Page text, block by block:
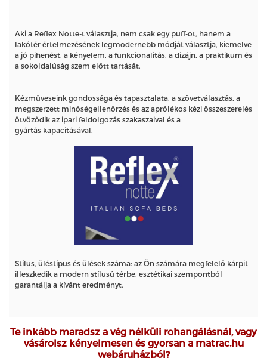
Aki a Reflex Notte-t választja, nem csak egy puff-ot, hanem a
lakótér értelmezésének legmodernebb módját választja, kiemelve
a jó pihenést, a kényelem, a funkcionalitás, a dizájn, a praktikum és
a sokoldalúság szem előtt tartását.
Kézműveseink gondossága és tapasztalata, a szövetválasztás, a
megszerzett minőségellenőrzés és az aprólékos kézi összeszerelés
ötvöződik az ipari feldolgozás szakaszaival és a
gyártás kapacitásával.
Stílus, üléstípus és ülések száma: az Ön számára megfelelő kárpit
illeszkedik a modern stílusú térbe, esztétikai szempontból
garantálja a kívánt eredményt.
Te inkább maradsz a vég nélküli rohangálásnál, vagy
vásárolsz kényelmesen és gyorsan a matrac.hu
webáruházból?